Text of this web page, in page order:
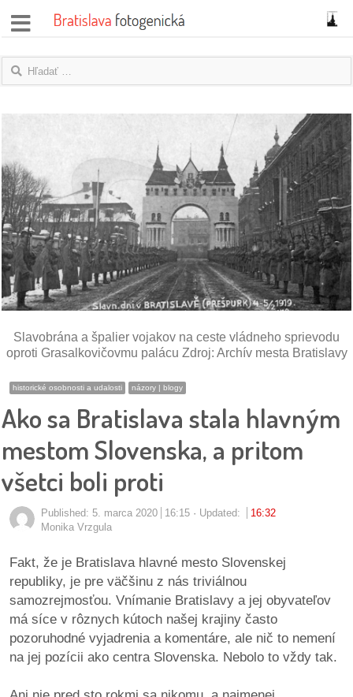
správy
blogy
rozhovory
fotky
protesty
pozvánky
kalendár
zákony
mestské
časti
konania
stavebné
konania
Slavobrána a špalier vojakov na ceste vládneho sprievodu
oproti Grasalkovičovmu palácu Zdroj: Archív mesta Bratislavy
historické osobnosti a udalosti názory | blogy
Ako sa Bratislava stala hlavným
mestom Slovenska, a pritom
všetci boli proti
Published: 5. marca 2020 16:15 Updated:
16:32
Monika Vrzgula
Fakt, že je Bratislava hlavné mesto Slovenskej
republiky, je pre väčšinu z nás triviálnou
samozrejmosťou. Vnímanie Bratislavy a jej obyvateľov
má síce v rôznych kútoch našej krajiny často
pozoruhodné vyjadrenia a komentáre, ale nič to nemení
na jej pozícii ako centra Slovenska. Nebolo to vždy tak.